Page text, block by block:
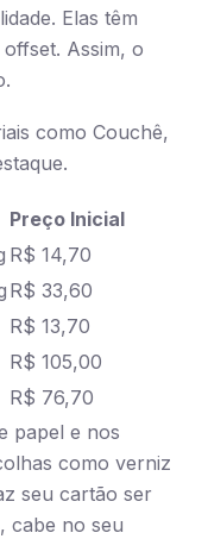
Elas têm
Assim, o
como Couchê,
Preço Inicial
R$ 14,70
R$ 33,60
R$ 13,70
R$ 105,00
R$ 76,70
papel e nos
como verniz
seu cartão ser
cabe no seu